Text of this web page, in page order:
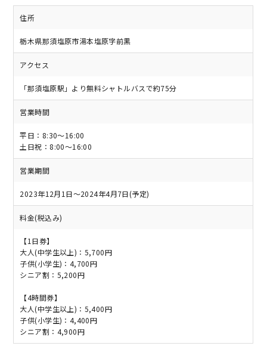
住所
栃木県那須塩原市湯本塩原字前黒
アクセス
「那須塩原駅」より無料シャトルバスで約75分
営業時間
平日：8:30～16:00
土日祝：8:00～16:00
営業期間
2023年12月1日～2024年4月7日(予定)
料金(税込み)
【1日券】
大人(中学生以上)：5,700円
子供(小学生)：4,700円
シニア割：5,200円
【4時間券】
大人(中学生以上)：5,400円
子供(小学生)：4,400円
シニア割：4,900円